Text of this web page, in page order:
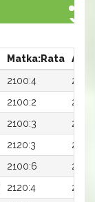
Matka:Rata
Aika
2100:4
27,4
2100:2
27,9
2100:3
28,5
2120:3
27,9
2100:6
29,1
2120:4
28,3